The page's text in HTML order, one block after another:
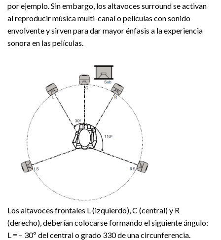
por ejemplo. Sin embargo, los altavoces surround se activan
al reproducir música multi-canal o películas con sonido
envolvente y sirven para dar mayor énfasis a la experiencia
sonora en las películas.
Los altavoces frontales L (izquierdo), C (central) y R
(derecho), deberían colocarse formando el siguiente ángulo:
L = – 30º del central o grado 330 de una circunferencia.